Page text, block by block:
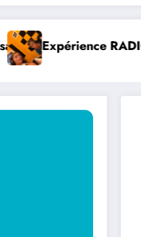
et Lou-Anne d’Olmeto